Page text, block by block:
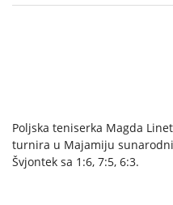
Poljska teniserka Magda
turnira u Majamiju
Švjontek sa 1:6, 7:5, 6:3.